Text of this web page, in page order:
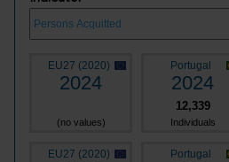
EU27 (2020)
2024
(no values)
Portugal
2024
12,339
Individuals
EU27 (2020) Portugal